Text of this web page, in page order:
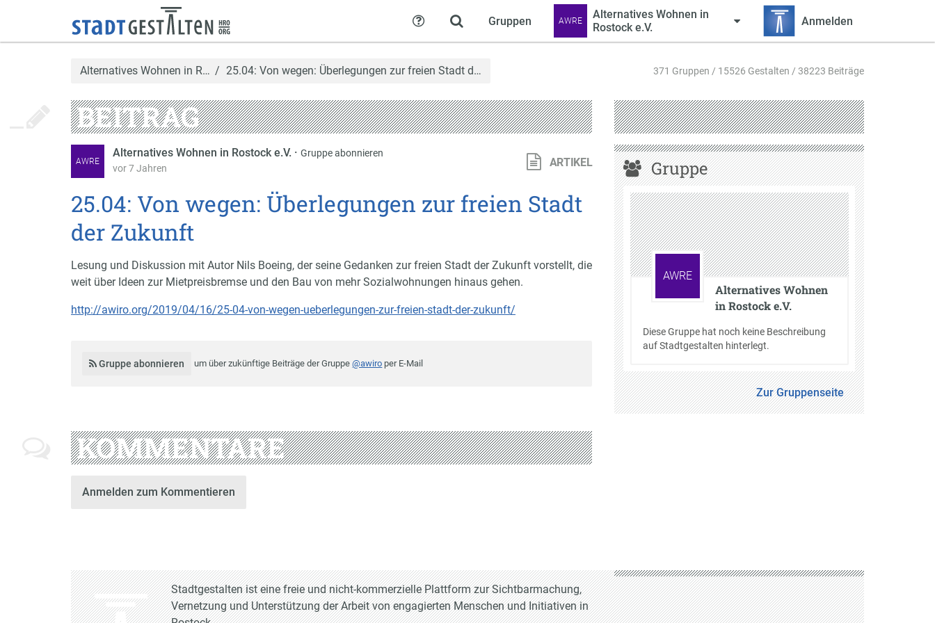
Gruppen AWRE
Alternatives Wohnen in
Rostock e.V.
Anmelden
Hilfe
Alternatives Wohnen in R… 25.04: Von wegen: Überlegungen zur freien Stadt d… 371 Gruppen / 15526 Gestalten / 38223 Beiträge
BEITRAG
AWRE
Alternatives Wohnen in Rostock e.V. · Gruppe abonnieren
vor 7 Jahren
ARTIKEL
25.04: Von wegen: Überlegungen zur freien Stadt
der Zukunft
Lesung und Diskussion mit Autor Nils Boeing, der seine Gedanken zur freien Stadt der Zukunft vorstellt, die
weit über Ideen zur Mietpreisbremse und den Bau von mehr Sozialwohnungen hinaus gehen.
http://awiro.org/2019/04/16/25-04-von-wegen-ueberlegungen-zur-freien-stadt-der-zukunft/
Gruppe abonnieren um über zukünftige Beiträge der Gruppe@awiro per E-Mail
KOMMENTARE
Anmelden zum Kommentieren
Gruppe
AWRE
Alternatives Wohnen
in Rostock e.V.
Diese Gruppe hat noch keine Beschreibung
auf Stadtgestalten hinterlegt.
Zur Gruppenseite
Stadtgestalten ist eine freie und nicht-kommerzielle Plattform zur Sichtbarmachung,
Vernetzung und Unterstützung der Arbeit von engagierten Menschen und Initiativen in